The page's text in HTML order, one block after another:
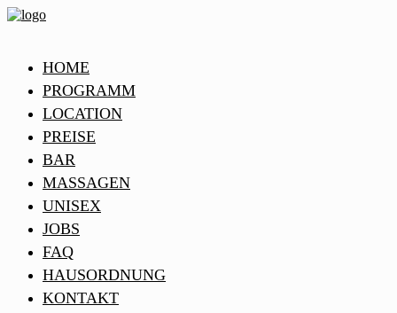
HOME
PROGRAMM
LOCATION
PREISE
BAR
MASSAGEN
UNISEX
JOBS
FAQ
HAUSORDNUNG
KONTAKT